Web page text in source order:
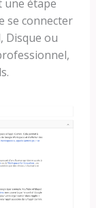
une étape
se connecter
Disque ou